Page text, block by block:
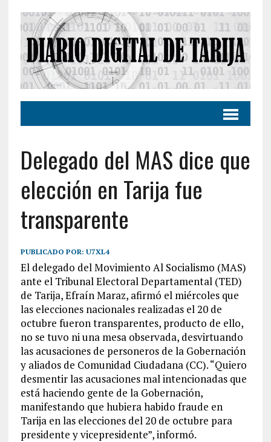
Delegado del MAS dice que
elección en Tarija fue
transparente
PUBLICADO POR: U7XL4
El delegado del Movimiento Al Socialismo (MAS)
ante el Tribunal Electoral Departamental (TED)
de Tarija, Efraín Maraz, afirmó el miércoles que
las elecciones nacionales realizadas el 20 de
octubre fueron transparentes, producto de ello,
no se tuvo ni una mesa observada, desvirtuando
las acusaciones de personeros de la Gobernación
y aliados de Comunidad Ciudadana (CC). “Quiero
desmentir las acusaciones mal intencionadas que
está haciendo gente de la Gobernación,
manifestando que hubiera habido fraude en
Tarija en las elecciones del 20 de octubre para
presidente y vicepresidente”, informó.